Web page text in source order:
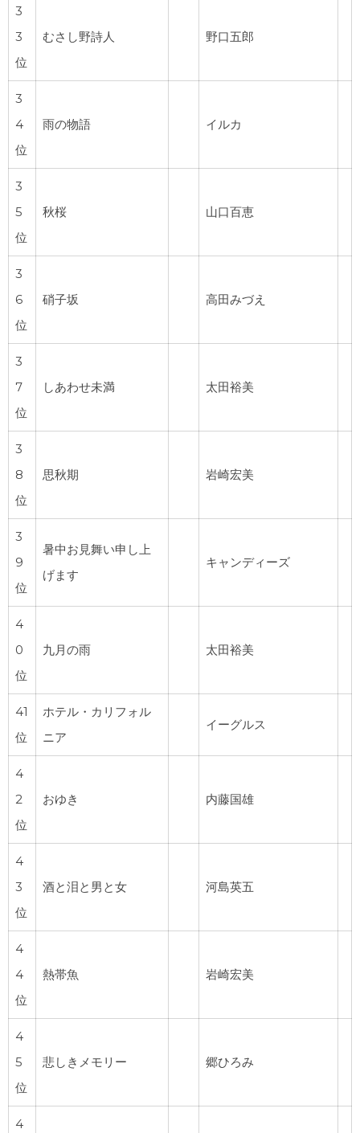
3
3
位
むさし野詩人 野口五郎
3
4
位
雨の物語 イルカ
3
5
位
秋桜 山口百恵
3
6
位
硝子坂 高田みづえ
3
7
位
しあわせ未満 太田裕美
3
8
位
思秋期 岩崎宏美
3
9
位
暑中お見舞い申し上
げます
キャンディーズ
4
0
位
九月の雨 太田裕美
41
位
ホテル・カリフォル
ニア
イーグルス
4
2
位
おゆき 内藤国雄
4
3
位
酒と泪と男と女 河島英五
4
4
位
熱帯魚 岩崎宏美
4
5
位
悲しきメモリー 郷ひろみ
4